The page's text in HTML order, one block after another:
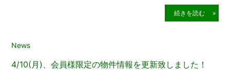
続きを読む »
2023年4月10日
News
4/10(月)、会員様限定の物件情報を更新致しました！